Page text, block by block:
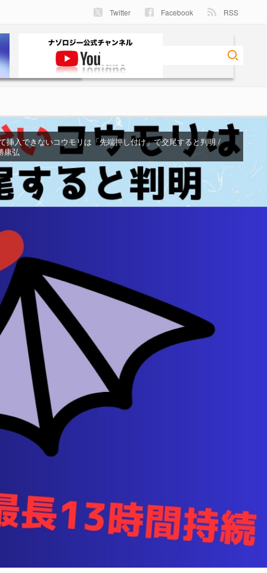
Twitter Facebook RSS
挿入できないコウモリは「先端押し付け」で交尾すると判明 /
康弘